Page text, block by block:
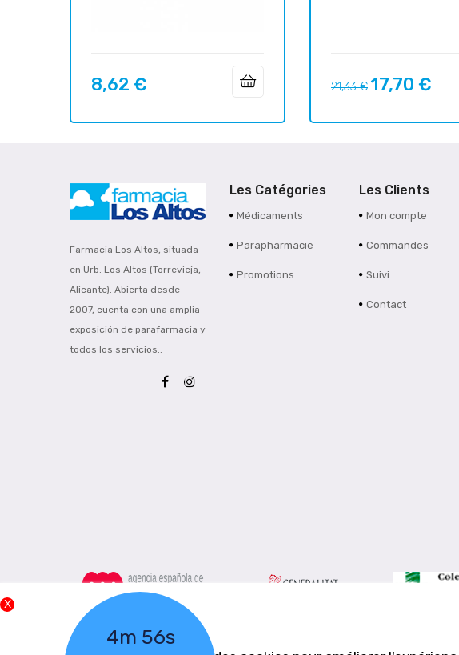
Prix
8,62 €
Prix
21,33 € Prix
17,70 €
Farmacia Los Altos, situada
en Urb. Los Altos (Torrevieja,
Alicante). Abierta desde
2007, cuenta con una amplia
exposición de parafarmacia y
todos los servicios..
Les Catégories
Médicaments
Parapharmacie
Promotions
Les Clients
Mon compte
Commandes
Suivi
Contact
4m 54s